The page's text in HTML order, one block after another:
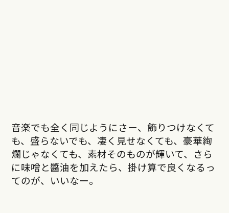
音楽でも全く同じようにさー、飾りつけなくて
も、盛らないでも、凄く見せなくても、豪華絢
爛じゃなくても、素材そのものが輝いて、さら
に味噌と醬油を加えたら、掛け算で良くなるっ
てのが、いいなー。